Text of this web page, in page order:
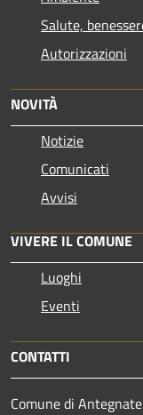
Salute,
Autorizzazioni
NOVITÀ
Notizie
Comunicati
Avvisi
VIVERE IL COMUNE
Luoghi
Eventi
CONTATTI
Comune di Antegnate